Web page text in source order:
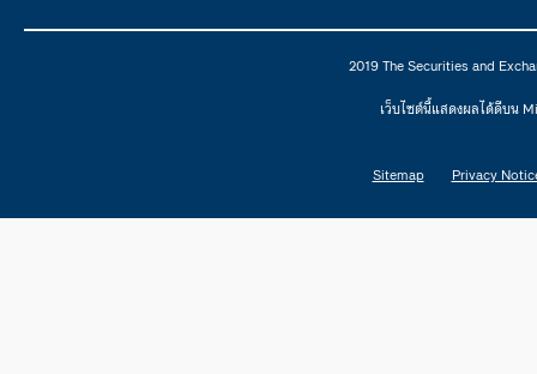
2019 The Securities and
เว็บไซต์นี้แสดงผลได้ดีบน
Sitemap Privacy